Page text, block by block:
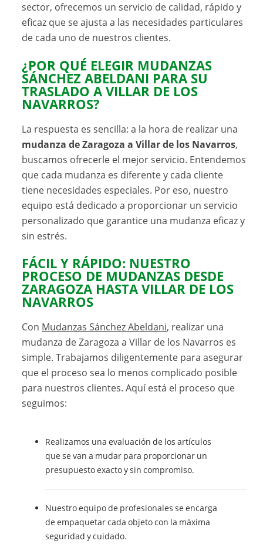
sector, ofrecemos un servicio de calidad, rápido y
eficaz que se ajusta a las necesidades particulares
de cada uno de nuestros clientes.
¿POR QUÉ ELEGIR MUDANZAS
SÁNCHEZ ABELDANI PARA SU
TRASLADO A VILLAR DE LOS
NAVARROS?
La respuesta es sencilla: a la hora de realizar una
mudanza de Zaragoza a Villar de los Navarros,
buscamos ofrecerle el mejor servicio. Entendemos
que cada mudanza es diferente y cada cliente
tiene necesidades especiales. Por eso, nuestro
equipo está dedicado a proporcionar un servicio
personalizado que garantice una mudanza eficaz y
sin estrés.
FÁCIL Y RÁPIDO: NUESTRO
PROCESO DE MUDANZAS DESDE
ZARAGOZA HASTA VILLAR DE LOS
NAVARROS
Con Mudanzas Sánchez Abeldani, realizar una
mudanza de Zaragoza a Villar de los Navarros es
simple. Trabajamos diligentemente para asegurar
que el proceso sea lo menos complicado posible
para nuestros clientes. Aquí está el proceso que
seguimos:
Realizamos una evaluación de los artículos
que se van a mudar para proporcionar un
presupuesto exacto y sin compromiso.
Nuestro equipo de profesionales se encarga
de empaquetar cada objeto con la máxima
seguridad y cuidado.